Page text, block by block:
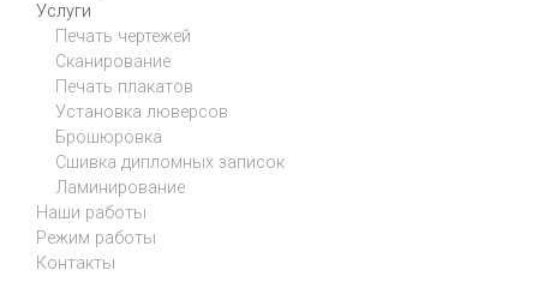
Услуги
Печать чертежей
Сканирование
Печать плакатов
Установка люверсов
Брошюровка
Сшивка дипломных записок
Ламинирование
Наши работы
Режим работы
Контакты